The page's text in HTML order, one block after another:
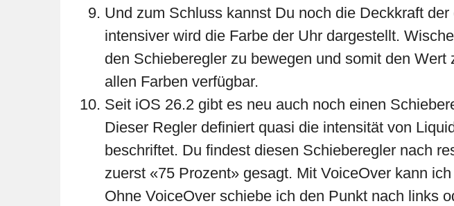
Und zum Schluss kannst Du noch die Deckkraft
intensiver wird die Farbe der Uhr dargestellt.
den Schieberegler zu bewegen und somit den
allen Farben verfügbar.
Seit iOS 26.2 gibt es neu auch noch einen
Dieser Regler definiert quasi die intensität von
beschriftet. Du findest diesen Schieberegler nach
zuerst «75 Prozent» gesagt. Mit VoiceOver kann
Ohne VoiceOver schiebe ich den Punkt nach links